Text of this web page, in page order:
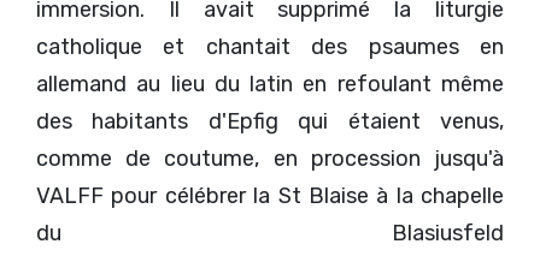
immersion. Il avait supprimé la liturgie
catholique et chantait des psaumes en
allemand au lieu du latin en refoulant même
des habitants d'Epfig qui étaient venus,
comme de coutume, en procession jusqu'à
VALFF pour célébrer la St Blaise à la chapelle
du Blasiusfeld